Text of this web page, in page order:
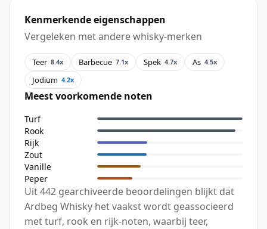
Kenmerkende eigenschappen
Vergeleken met andere whisky-merken
Teer 8.4x Barbecue 7.1x Spek 4.7x As 4.5x
Jodium 4.2x
Meest voorkomende noten
Turf
Rook
Rijk
Zout
Vanille
Peper
Uit 442 gearchiveerde beoordelingen blijkt dat
Ardbeg Whisky het vaakst wordt geassocieerd
met turf, rook en rijk-noten, waarbij teer,